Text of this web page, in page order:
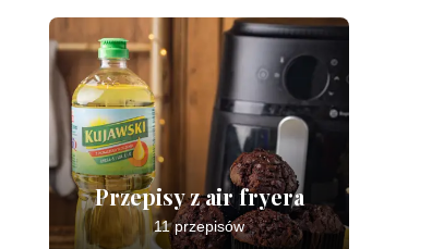
Przepisy z air fryera
11 przepisów